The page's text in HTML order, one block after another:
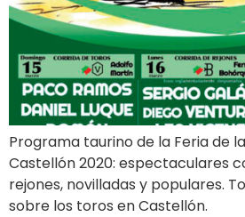
Programa taurino de la Feria de
Castellón 2020: espectaculares
rejones, novilladas y populares.
sobre los toros en Castellón.